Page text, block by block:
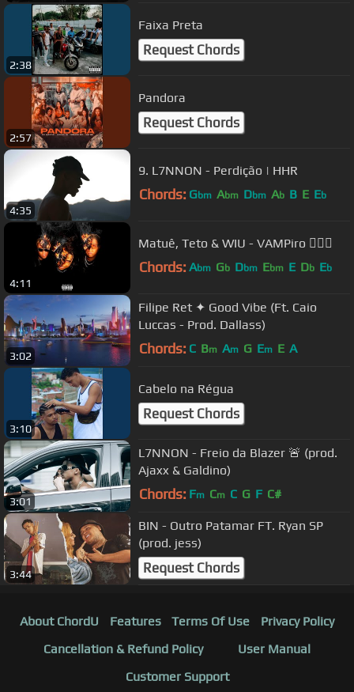
2:38
Faixa Preta
Request Chords
2:57
Pandora
Request Chords
4:35
9. L7NNON - Perdição | HHR
Chords: Gbm Abm Dbm Ab B E Eb
4:11
Matuê, Teto & WIU - VAMPiro 🧛🏽‍♀️
Chords: Abm Gb Dbm Ebm E Db Eb
3:02
Filipe Ret ✦ Good Vibe (Ft. Caio
Luccas - Prod. Dallass)
Chords: C Bm Am G Em E A
3:10
Cabelo na Régua
Request Chords
3:01
L7NNON - Freio da Blazer 🚨 (prod.
Ajaxx & Galdino)
Chords: Fm Cm C G F C#
3:44
BIN - Outro Patamar FT. Ryan SP
(prod. jess)
Request Chords
About ChordU Features Terms Of Use
Privacy Policy
Cancellation & Refund Policy
User Manual
Customer Support